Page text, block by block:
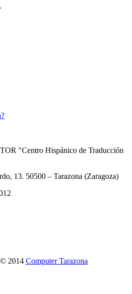
"Centro Hispánico de Traducción
13. 50500 – Tarazona (Zaragoza)
2014 Computer Tarazona